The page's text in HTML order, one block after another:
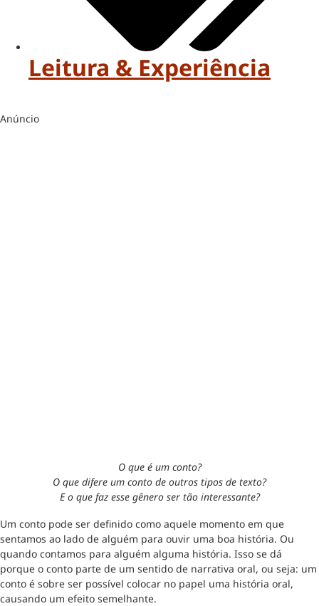
Leitura & Experiência
Anúncio
O que é um conto?
O que difere um conto de outros tipos de texto?
E o que faz esse gênero ser tão interessante?
Um conto pode ser definido como aquele momento em que
sentamos ao lado de alguém para ouvir uma boa história. Ou
quando contamos para alguém alguma história. Isso se dá
porque o conto parte de um sentido de narrativa oral, ou seja: um
conto é sobre ser possível colocar no papel uma história oral,
causando um efeito semelhante.